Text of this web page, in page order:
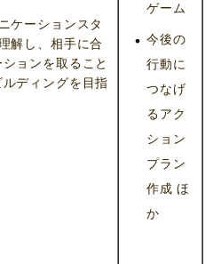
ケーションスタ
解し、相手に合
ョンを取ること
ディングを目指
ゲーム
今後の
行動に
つなげ
るアク
ション
プラン
作成 ほ
か